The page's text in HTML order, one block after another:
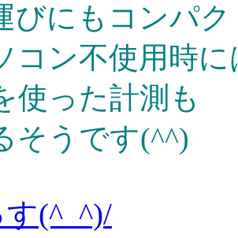
にもコンパ
コン不使用時
使った計測も
うです(^^)
(^_^)/